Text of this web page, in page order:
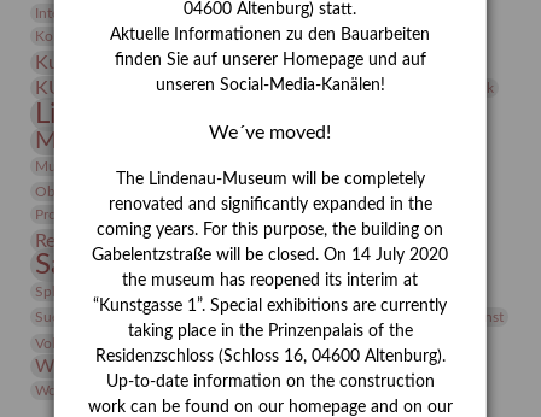
Integriertes Schädlingsmanagement
Italien Jahresempfang
Kolosseum
Kooperationsausstellung Korkmodelle Kunst
Kunstmuseum Kunstvermittlung Kunst von Kühl
KUNSTWAND Kurs Künstler Künstlerin Lehmbruck
Lindenau-Museum
Museumsgeschichte Museumsnacht
Museumspädagogik Natur
Objekt im Fokus
Phelloplastik
Pohlhof
Provenienz
Provenienzforschung
Restaurierung Rudi Lesser Ruth Wolf-Rehfeld
Sammlung Samstagszeichner Skulptur
Sonderausstellung
Sphinx
studio Studio Bildende Kunst
Suermondt-Ludwig-Museum
Vermittlung
Videokunst
Volontariat
Walter Rheiner Werefkin
Werkbetrachtung Winter Wissenschaft
Wolf and Dog
Wolf und Hund
Zirkuswoche
04600 Altenburg) statt.
Aktuelle Informationen zu den Bauarbeiten
finden Sie auf unserer Homepage und auf
unseren Social-Media-Kanälen!
We´ve moved!
The Lindenau-Museum will be completely
renovated and significantly expanded in the
coming years. For this purpose, the building on
Gabelentzstraße will be closed. On 14 July 2020
the museum has reopened its interim at
“Kunstgasse 1”. Special exhibitions are currently
taking place in the Prinzenpalais of the
Residenzschloss (Schloss 16, 04600 Altenburg).
Up-to-date information on the construction
work can be found on our homepage and on our